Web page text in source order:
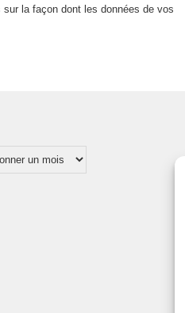
sur la façon dont les données de vos